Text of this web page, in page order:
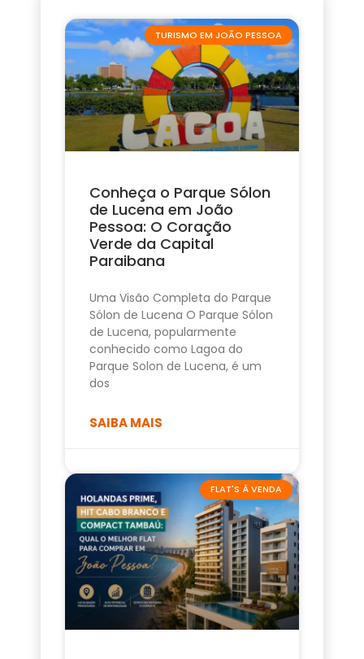
TURISMO EM JOÃO PESSOA
Conheça o Parque Sólon
de Lucena em João
Pessoa: O Coração
Verde da Capital
Paraibana
Uma Visão Completa do Parque
Sólon de Lucena O Parque Sólon
de Lucena, popularmente
conhecido como Lagoa do
Parque Solon de Lucena, é um
dos
SAIBA MAIS
FLAT'S À VENDA